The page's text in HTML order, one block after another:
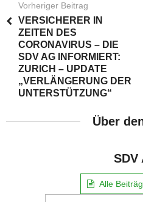
Vorheriger Beitrag
VERSICHERER IN
ZEITEN DES
CORONAVIRUS – DIE
SDV AG INFORMIERT:
ZURICH – UPDATE
„VERLÄNGERUNG DER
UNTERSTÜTZUNG“
Über
SDV
Alle